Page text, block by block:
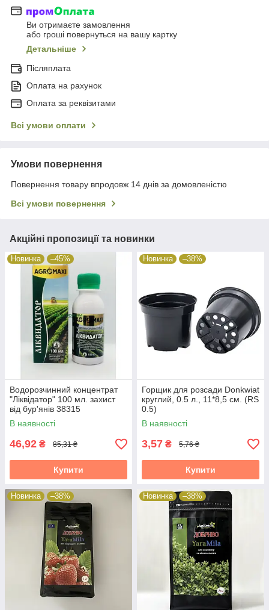
Ви отримаєте замовлення
або гроші повернуться на вашу картку
Детальніше
Післяплата
Оплата на рахунок
Оплата за реквізитами
Всі умови оплати
Умови повернення
Повернення товару впродовж 14 днів за домовленістю
Всі умови повернення
Акційні пропозиції та новинки
Новинка –45%
Водорозчинний концентрат
"Ліквідатор" 100 мл. захист
від бур'янів 38315
В наявності
46,92 ₴ 85,31 ₴
Купити
Новинка –38%
Горщик для розсади Donkwiat
круглий, 0.5 л., 11*8,5 см. (RS
0.5)
В наявності
3,57 ₴ 5,76 ₴
Купити
Новинка –38% Новинка –38%